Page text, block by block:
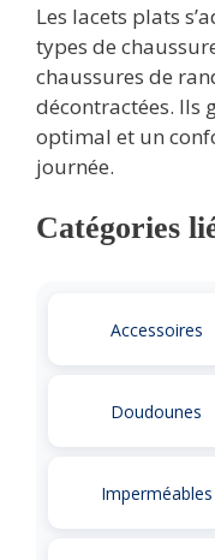
Les lacets plats
types de
chaussures de
décontractées. Ils
optimal et un
journée.
Catégories
Accessoires
Doudounes
Imperméables